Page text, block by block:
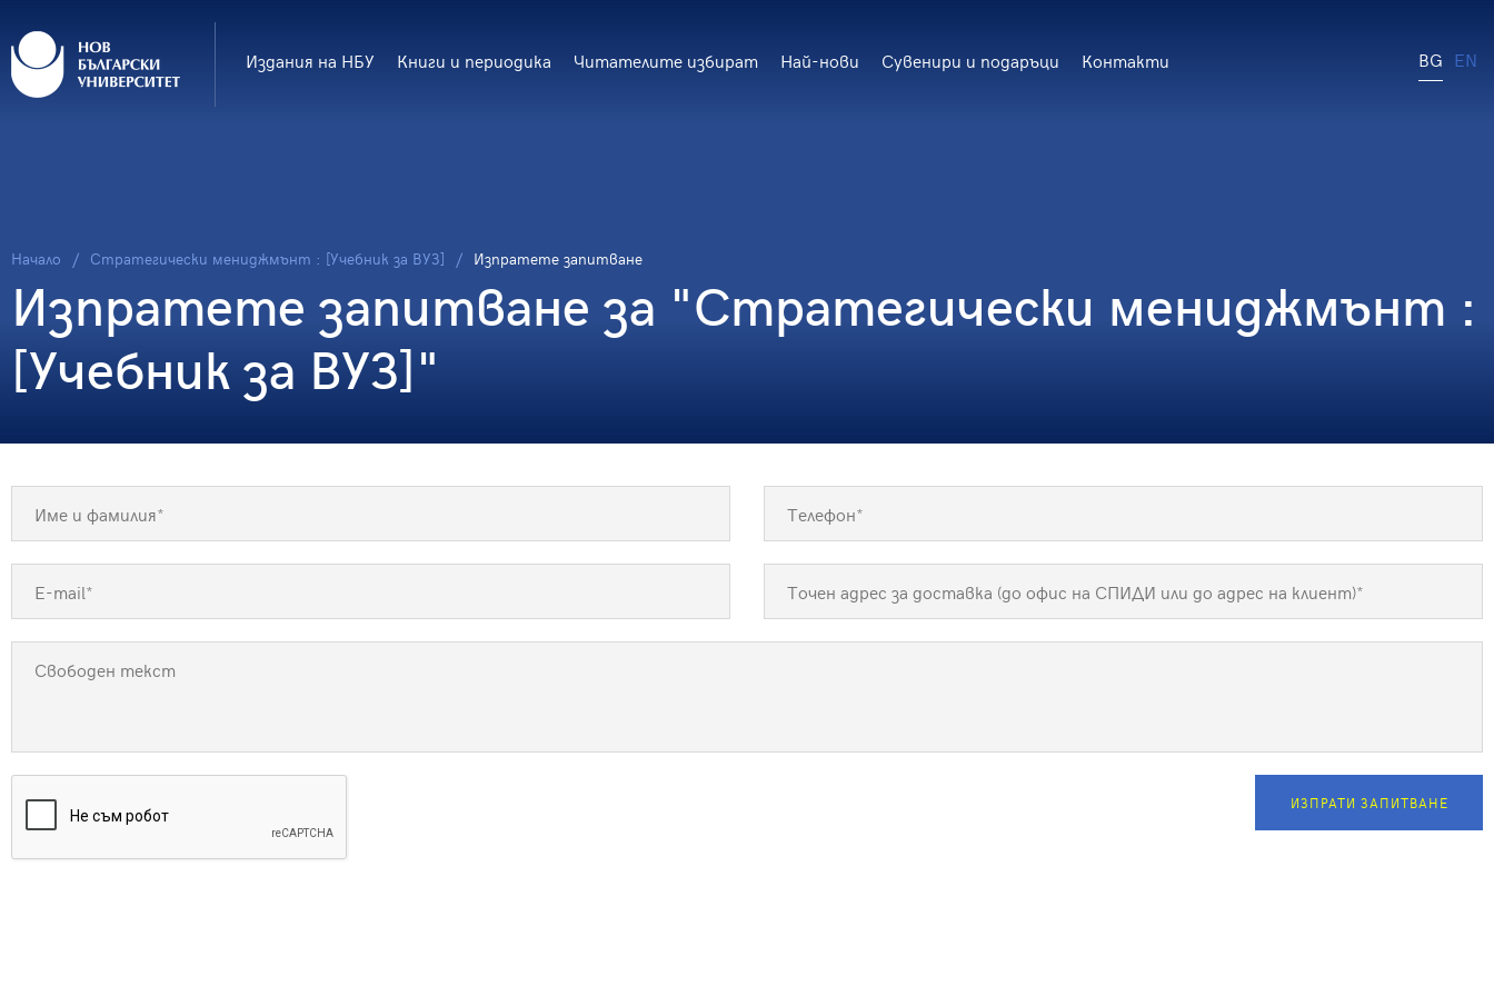
Издания на НБУ Книги и периодика Читателите избират Най-нови Сувенири и подаръци Контакти BG EN
Начало Стратегически мениджмънт : [Учебник за ВУЗ] Изпратете запитване
Изпратете запитване за "Стратегически мениджмънт :
[Учебник за ВУЗ]"
ИЗПРАТИ ЗАПИТВАНЕ